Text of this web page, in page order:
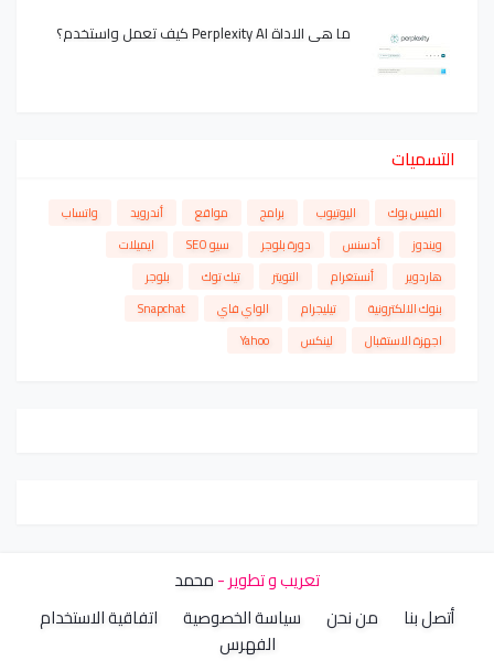
ما هي الاداة Perplexity AI كيف تعمل واستخدم؟
التسميات
الفيس بوك اليوتيوب برامج مواقع أندرويد
واتساب
ويندوز
أدسنس دورة بلوجر سيو SEO
ايميلات
هاردوير
أنستغرام التويتر تيك توك
بلوجر
بنوك الالكترونية
تيليجرام الواي فاي
Snapchat
اجهزة الاستقبال
لينكس Yahoo
تعريب و تطوير -محمد
أتصل بنا
من نحن سياسة الخصوصية
اتفاقية الاستخدام
الفهرس